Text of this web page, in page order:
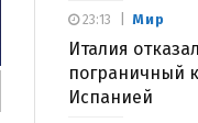
Мир
Италия
пограничный
Испанией
23:13